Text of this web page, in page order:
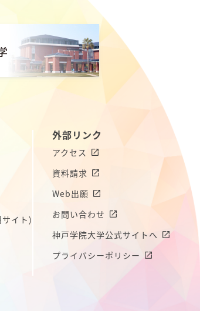
イト)
外部リンク
アクセス
資料請求
Web出願
お問い合わせ
神戸学院大学公式サイトへ
プライバシーポリシー